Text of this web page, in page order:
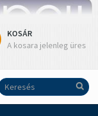
KOSÁR
A kosara jelenleg üres